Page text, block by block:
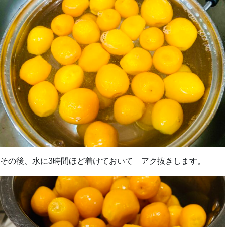
その後、水に3時間ほど着けておいて アク抜きします。